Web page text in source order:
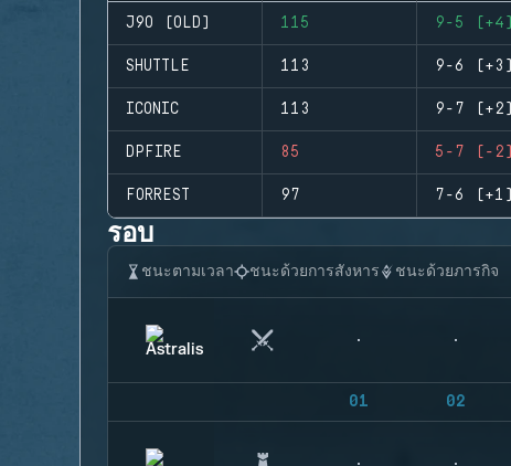
J9O (OLD) 115 9-5 (+4)
SHUTTLE 113 9-6 (+3)
ICONIC 113 9-7 (+2)
DPFIRE 85 5-7 (-2)
FORREST 97 7-6 (+1)
รอบ
ชนะตามเวลา ชนะด้วยการสังหาร ชนะด้วยภารกิจ
01 02